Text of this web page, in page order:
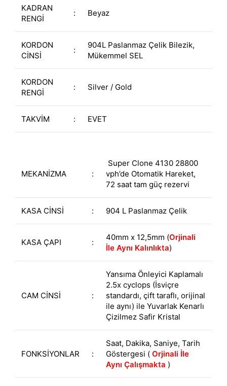
KADRAN
RENGİ
: Beyaz
KORDON
CİNSİ
:
904L Paslanmaz Çelik Bilezik,
Mükemmel SEL
KORDON
RENGİ
: Silver / Gold
TAKVİM : EVET
MEKANİZMA :
Super Clone 4130 28800
vph’de Otomatik Hareket,
72 saat tam güç rezervi
KASA CİNSİ : 904 L Paslanmaz Çelik
KASA ÇAPI :
40mm x 12,5mm (Orjinali
İle Aynı Kalınlıkta)
CAM CİNSİ :
Yansıma Önleyici Kaplamalı
2.5x cyclops (İsviçre
standardı, çift taraflı, orijinal
ile aynı) ile Yuvarlak Kenarlı
Çizilmez Safir Kristal
FONKSİYONLAR :
Saat, Dakika, Saniye, Tarih
Göstergesi ( Orjinali İle
Aynı Çalışmakta )